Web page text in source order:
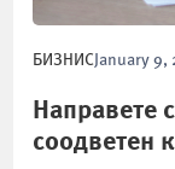
БИЗНИС January 9,
Направете
соодветен